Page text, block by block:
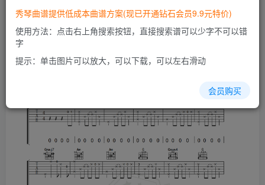
开通会员
秀琴曲谱提供低成本曲谱方案(现已开通钻石会员9.9元特价)
使用方法：点击右上角搜索按钮，直接搜索谱可以少字不可以错
字
提示：单击图片可以放大，可以下载，可以左右滑动
会员购买